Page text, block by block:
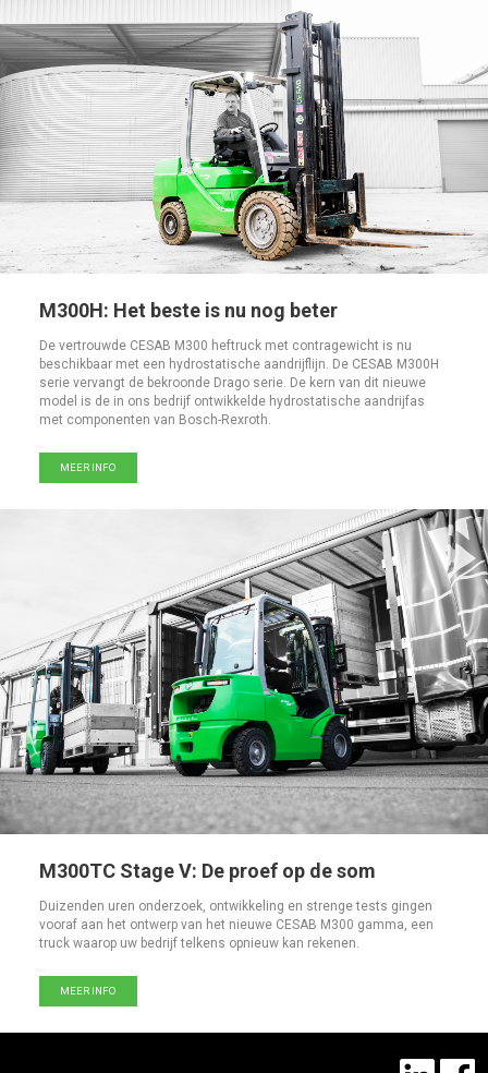
M300H: Het beste is nu nog beter
De vertrouwde CESAB M300 heftruck met contragewicht is nu
beschikbaar met een hydrostatische aandrijflijn. De CESAB M300H
serie vervangt de bekroonde Drago serie. De kern van dit nieuwe
model is de in ons bedrijf ontwikkelde hydrostatische aandrijfas
met componenten van Bosch-Rexroth.
MEER INFO
M300TC Stage V: De proef op de som
Duizenden uren onderzoek, ontwikkeling en strenge tests gingen
vooraf aan het ontwerp van het nieuwe CESAB M300 gamma, een
truck waarop uw bedrijf telkens opnieuw kan rekenen.
MEER INFO